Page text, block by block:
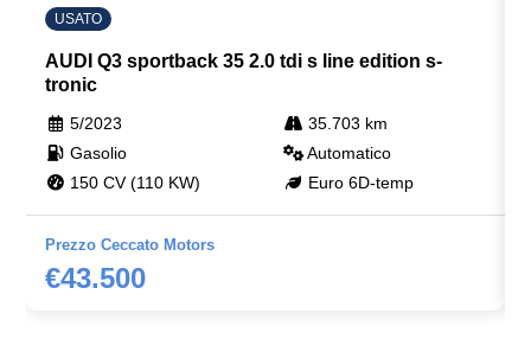
Regolazione manuale del piantone sterzo in altezza e
profondità
Rete divisoria
Retrovisore interno auto-anabbagliante
Sedili abbattibili
Sedili sportivi
USATO
AUDI Q3 sportback 35 2.0 tdi s line edition s-
tronic
5/2023
35.703 km
Gasolio
Automatico
150 CV (110 KW)
Euro 6D-temp
Prezzo Ceccato Motors
€43.500